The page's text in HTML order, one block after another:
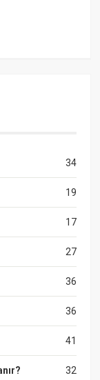
34
19
17
27
36
36
41
32